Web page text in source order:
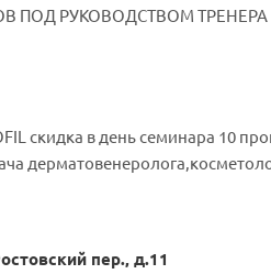
ПОД РУКОВОДСТВОМ
скидка в день семинара 10
пер., д.11